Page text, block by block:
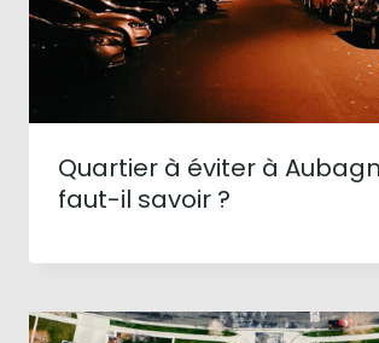
Quartier à éviter à
faut-il savoir ?